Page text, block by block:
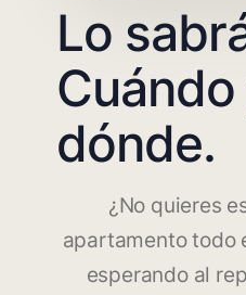
Lo
dónde.
¿No quieres
apartamento todo
esperando al